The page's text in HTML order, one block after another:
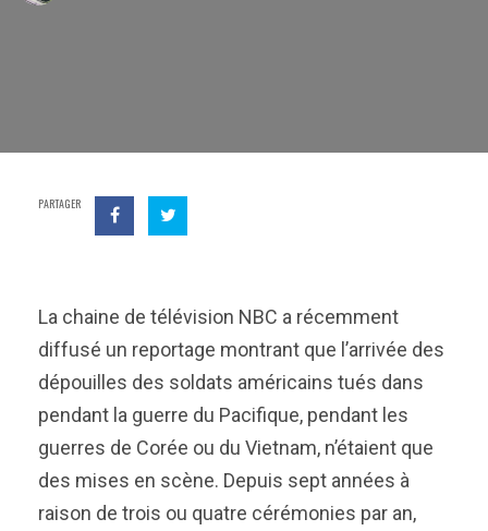
PARTAGER
La chaine de télévision NBC a récemment
diffusé un reportage montrant que l’arrivée des
dépouilles des soldats américains tués dans
pendant la guerre du Pacifique, pendant les
guerres de Corée ou du Vietnam, n’étaient que
des mises en scène. Depuis sept années à
raison de trois ou quatre cérémonies par an,